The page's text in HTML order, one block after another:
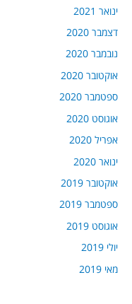
ינואר 2021
דצמבר 2020
נובמבר 2020
אוקטובר 2020
ספטמבר 2020
אוגוסט 2020
אפריל 2020
ינואר 2020
אוקטובר 2019
ספטמבר 2019
אוגוסט 2019
יולי 2019
מאי 2019